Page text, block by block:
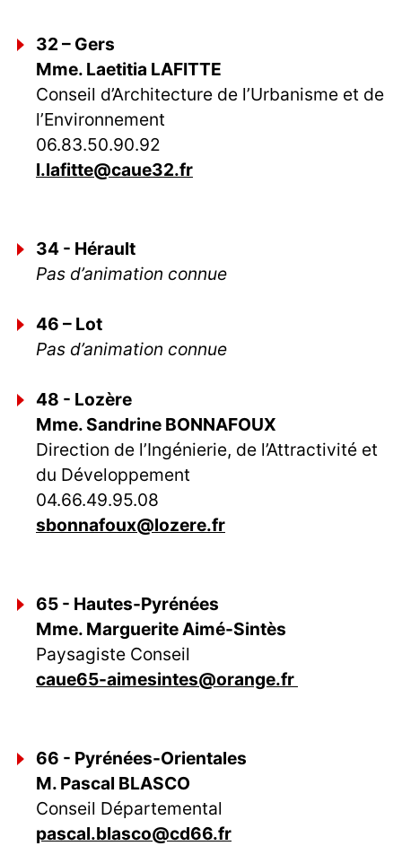
32 – Gers
Mme. Laetitia LAFITTE
Conseil d’Architecture de l’Urbanisme et de
l’Environnement
06.83.50.90.92
l.lafitte@caue32.fr
34 - Hérault
Pas d’animation connue
46 – Lot
Pas d’animation connue
48 - Lozère
Mme. Sandrine BONNAFOUX
Direction de l’Ingénierie, de l’Attractivité et
du Développement
04.66.49.95.08
sbonnafoux@lozere.fr
65 - Hautes-Pyrénées
Mme. Marguerite Aimé-Sintès
Paysagiste Conseil
caue65-aimesintes@orange.fr
66 - Pyrénées-Orientales
M. Pascal BLASCO
Conseil Départemental
pascal.blasco@cd66.fr